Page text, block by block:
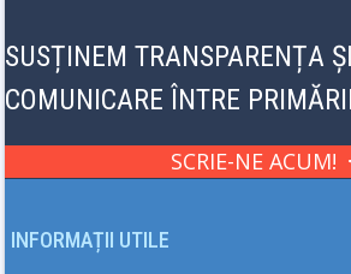
SUSȚINEM TRANSPARENȚA
COMUNICARE ÎNTRE
SCRIE-NE ACUM!
INFORMAȚII UTILE